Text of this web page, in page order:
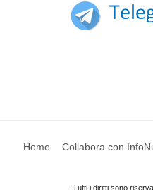
Home Collabora con
Tutti i diritti sono